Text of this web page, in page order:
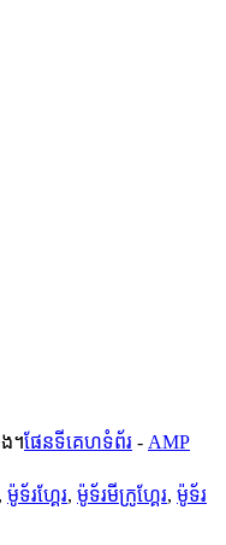
ង។ផែនទីគេហទំព័រ - AMP
ម៉ូទ័រហ្គែរ, ម៉ូទ័រមីក្រូហ្គែរ, ម៉ូទ័រ